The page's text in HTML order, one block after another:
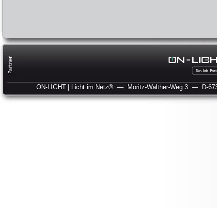
ON-LIGHT | Licht im Netz® — Moritz-Walther-Weg 3 — D-